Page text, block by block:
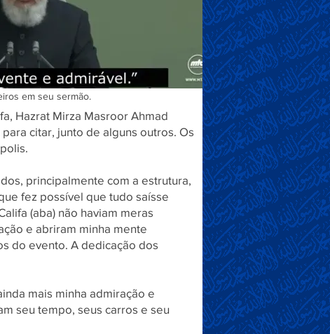
em seu sermão.
Hazrat Mirza Masroor Ahmad
citar, junto de alguns outros. Os
principalmente com a estrutura,
fez possível que tudo saísse
(aba) não haviam meras
e abriram minha mente
do evento. A dedicação dos
mais minha admiração e
seu tempo, seus carros e seu